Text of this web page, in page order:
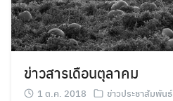
ข่าวสารเดือนตุลาคม
1 ต.ค. 2018 ข่าวประชาสัมพันธ์